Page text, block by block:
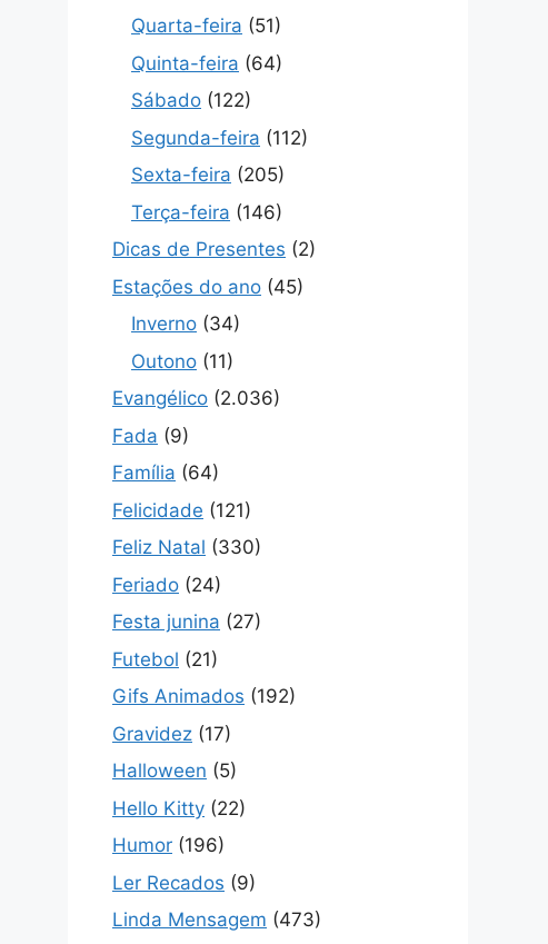
Quarta-feira (51)
Quinta-feira (64)
Sábado (122)
Segunda-feira (112)
Sexta-feira (205)
Terça-feira (146)
Dicas de Presentes (2)
Estações do ano (45)
Inverno (34)
Outono (11)
Evangélico (2.036)
Fada (9)
Família (64)
Felicidade (121)
Feliz Natal (330)
Feriado (24)
Festa junina (27)
Futebol (21)
Gifs Animados (192)
Gravidez (17)
Halloween (5)
Hello Kitty (22)
Humor (196)
Ler Recados (9)
Linda Mensagem (473)